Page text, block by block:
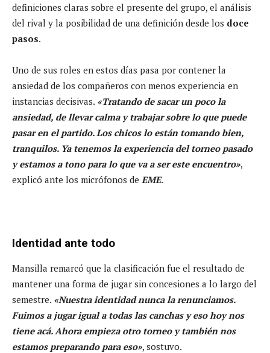
definiciones claras sobre el presente del grupo, el análisis
del rival y la posibilidad de una definición desde los doce
pasos.
Uno de sus roles en estos días pasa por contener la
ansiedad de los compañeros con menos experiencia en
instancias decisivas. «Tratando de sacar un poco la
ansiedad, de llevar calma y trabajar sobre lo que puede
pasar en el partido. Los chicos lo están tomando bien,
tranquilos. Ya tenemos la experiencia del torneo pasado
y estamos a tono para lo que va a ser este encuentro»,
explicó ante los micrófonos de EME.
Identidad ante todo
Mansilla remarcó que la clasificación fue el resultado de
mantener una forma de jugar sin concesiones a lo largo del
semestre. «Nuestra identidad nunca la renunciamos.
Fuimos a jugar igual a todas las canchas y eso hoy nos
tiene acá. Ahora empieza otro torneo y también nos
estamos preparando para eso», sostuvo.